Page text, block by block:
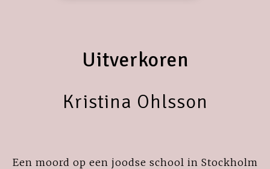
Uitverkoren
Kristina Ohlsson
Een moord op een joodse school in Stockholm